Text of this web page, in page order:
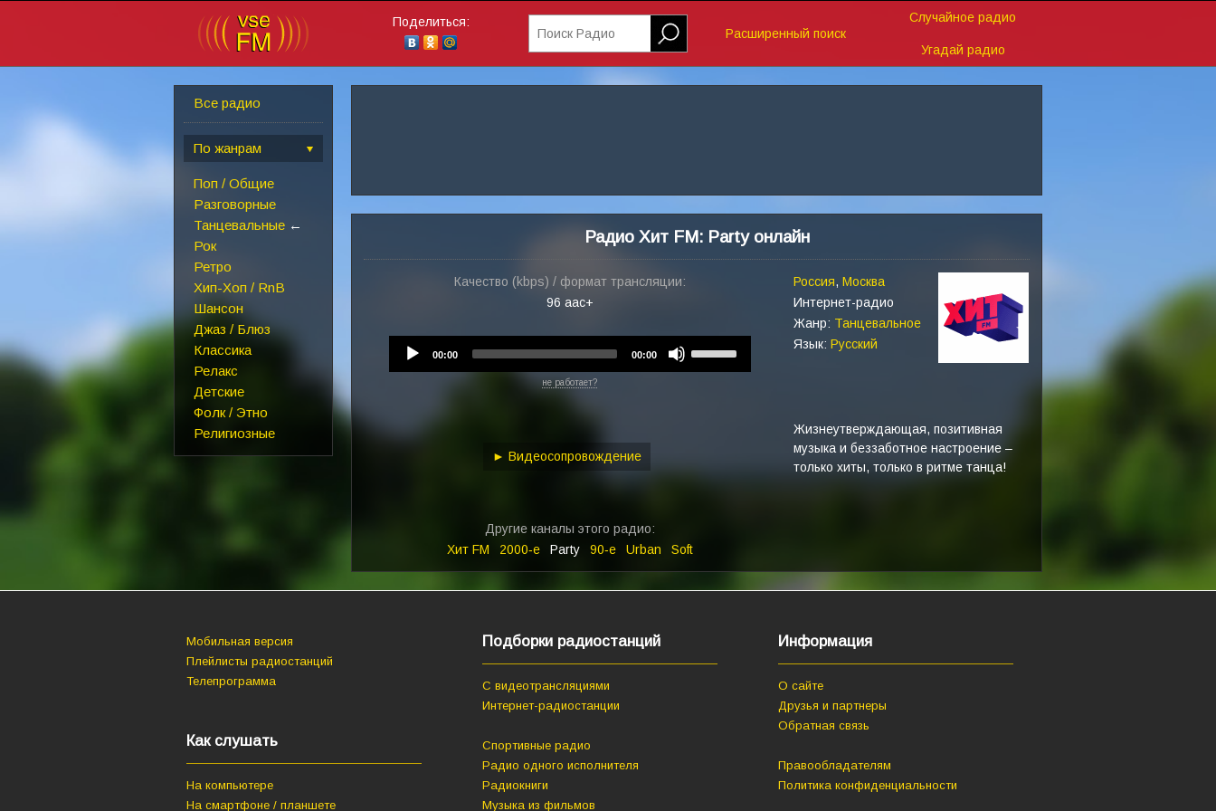
Поделиться:
Поиск Радио
Расширенный поиск
Случайное радио
Угадай радио
Все радио
По жанрам
Поп / Общие
Разговорные
Танцевальные ←
Рок
Ретро
Хип-Хоп / RnB
Шансон
Джаз / Блюз
Классика
Релакс
Детские
Фолк / Этно
Религиозные
Радио Хит FM: Party онлайн
Качество (kbps) / формат трансляции:
96 aac+
00:00 00:00
не работает?
► Видеосопровождение
Другие каналы этого радио:
Хит FM
2000‑еParty 90‑е Urban Soft
Россия, Москва
Интернет-радио
Жанр: Танцевальное
Язык: Русский
Жизнеутверждающая, позитивная
музыка и беззаботное настроение –
только хиты, только в ритме танца!
Мобильная версия
Плейлисты радиостанций
Телепрограмма
Как слушать
На компьютере
На смартфоне / планшете
Подборки радиостанций
С видеотрансляциями
Интернет-радиостанции
Спортивные радио
Радио одного исполнителя
Радиокниги
Музыка из фильмов
Информация
О сайте
Друзья и партнеры
Обратная связь
Правообладателям
Политика конфиденциальности